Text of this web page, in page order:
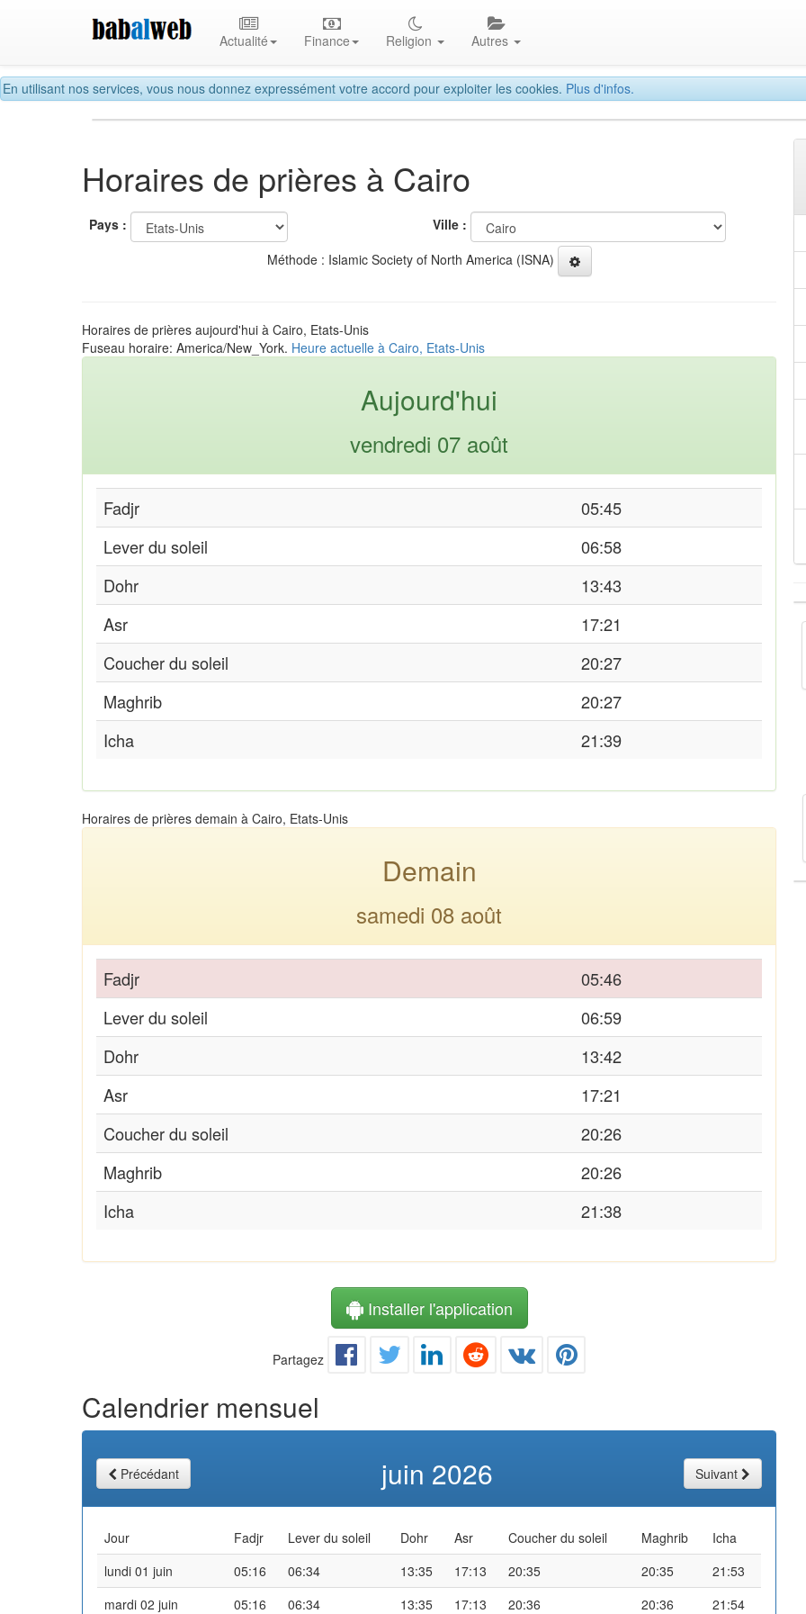
En utilisant nos services, vous nous donnez expressément votre accord pour exploiter les cookies. Plus d'infos.
Actualité Finance Religion Autres
Horaires de prières à Cairo
Pays :
Ville :
Méthode : Islamic Society of North America (ISNA)
Horaires de prières aujourd'hui à Cairo, Etats-Unis
Fuseau horaire: America/New_York. Heure actuelle à Cairo, Etats-Unis
Aujourd'hui
vendredi 07 août
Fadjr
05:45
Lever du soleil
06:58
Dohr
13:43
Asr
17:21
Coucher du soleil
20:27
Maghrib
20:27
Icha
21:39
Horaires de prières demain à Cairo, Etats-Unis
Demain
samedi 08 août
Fadjr
05:46
Lever du soleil
06:59
Dohr
13:42
Asr
17:21
Coucher du soleil
20:26
Maghrib
20:26
Icha
21:38
Installer l'application
Partagez
Calendrier mensuel
Précédant juin 2026 Suivant
Jour Fadjr Lever du soleil Dohr Asr Coucher du soleil Maghrib
Icha
lundi 01 juin
05:16 06:34 13:35 17:13 20:35 20:35
21:53
mardi 02 juin
05:16 06:34 13:35 17:13 20:36 20:36
21:54